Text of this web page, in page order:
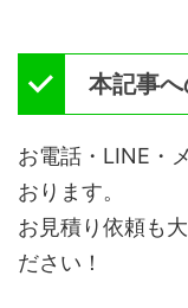
本記事
お電話・LINE・
おります。
お見積り依頼も
ださい！